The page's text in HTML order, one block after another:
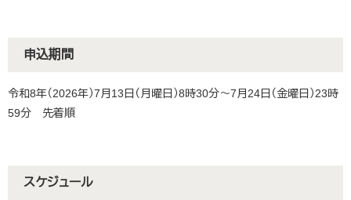
申込期間
令和8年（2026年）7月13日（月曜日）8時30分～7月24日（金曜日）23時
59分 先着順
スケジュール